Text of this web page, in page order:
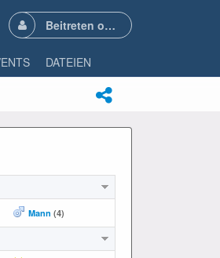
Beitreten oder Anmelden
DATEIEN
Mann (4)